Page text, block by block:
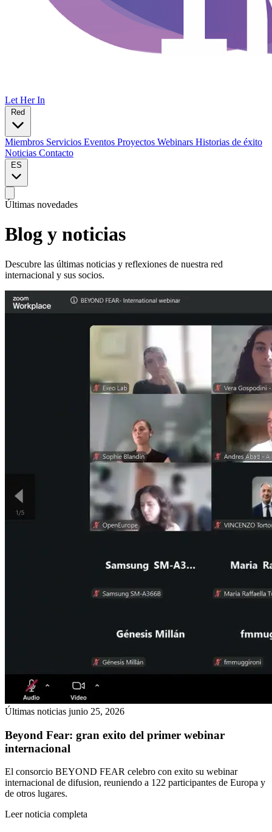
Let Her In
Red
Miembros Servicios Eventos Proyectos Webinars Historias de éxito
Noticias Contacto
ES
Últimas novedades
Blog y noticias
Descubre las últimas noticias y reflexiones de nuestra red
internacional y sus socios.
Últimas noticias junio 25, 2026
Beyond Fear: gran exito del primer webinar
internacional
El consorcio BEYOND FEAR celebro con exito su webinar
internacional de difusion, reuniendo a 122 participantes de Europa y
de otros lugares.
Leer noticia completa